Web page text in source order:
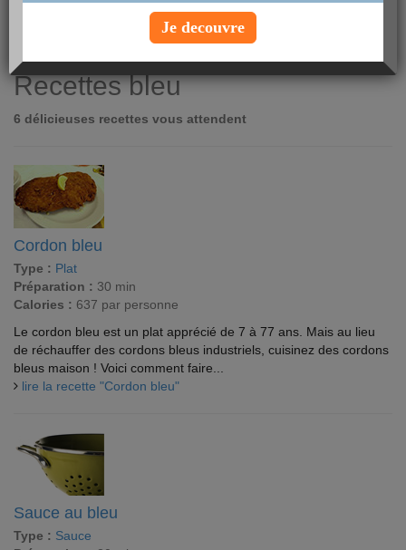
Recettes bleu
6 délicieuses recettes vous attendent
Cordon bleu
Type : Plat
Préparation : 30 min
Calories : 637 par personne
Le cordon bleu est un plat apprécié de 7 à 77 ans. Mais au lieu
de réchauffer des cordons bleus industriels, cuisinez des cordons
bleus maison ! Voici comment faire...
lire la recette "Cordon bleu"
Sauce au bleu
Type : Sauce
Je decouvre